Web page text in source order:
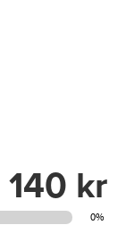
140 kr
0%